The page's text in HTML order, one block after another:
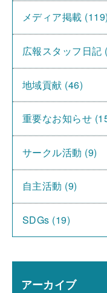
メディア掲載 (119)
広報スタッフ日記
地域貢献 (46)
重要なお知らせ
サークル活動 (9)
自主活動 (9)
SDGs (19)
アーカイブ